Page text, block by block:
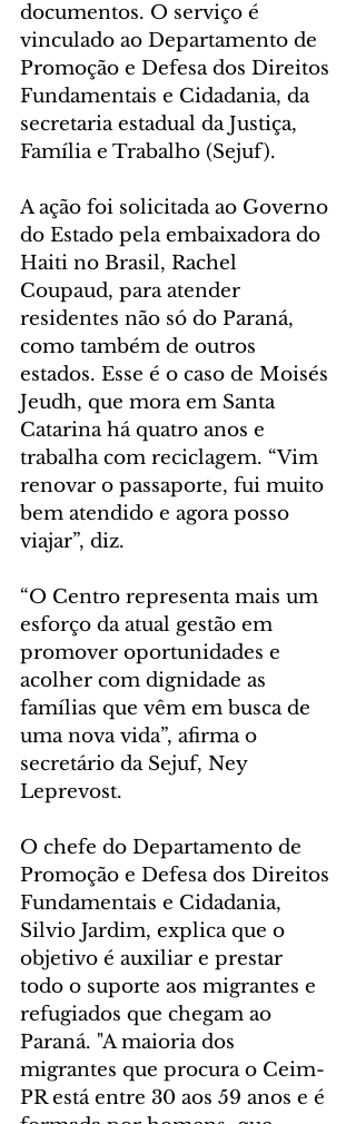
documentos. O serviço é
vinculado ao Departamento de
Promoção e Defesa dos Direitos
Fundamentais e Cidadania, da
secretaria estadual da Justiça,
Família e Trabalho (Sejuf).
A ação foi solicitada ao Governo
do Estado pela embaixadora do
Haiti no Brasil, Rachel
Coupaud, para atender
residentes não só do Paraná,
como também de outros
estados. Esse é o caso de Moisés
Jeudh, que mora em Santa
Catarina há quatro anos e
trabalha com reciclagem. “Vim
renovar o passaporte, fui muito
bem atendido e agora posso
viajar”, diz.
“O Centro representa mais um
esforço da atual gestão em
promover oportunidades e
acolher com dignidade as
famílias que vêm em busca de
uma nova vida”, afirma o
secretário da Sejuf, Ney
Leprevost.
O chefe do Departamento de
Promoção e Defesa dos Direitos
Fundamentais e Cidadania,
Silvio Jardim, explica que o
objetivo é auxiliar e prestar
todo o suporte aos migrantes e
refugiados que chegam ao
Paraná. "A maioria dos
migrantes que procura o Ceim-
PR está entre 30 aos 59 anos e é